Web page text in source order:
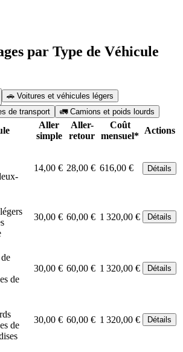
par Type de Véhicule
🚗 Voitures et véhicules légers
de transport
🚛 Camions et poids lourds
Aller
simple
Aller-
retour
Coût
mensuel*
Actions
14,00 € 28,00 € 616,00 € Détails
30,00 € 60,00 € 1 320,00 € Détails
de
30,00 € 60,00 € 1 320,00 € Détails
de
30,00 € 60,00 € 1 320,00 € Détails